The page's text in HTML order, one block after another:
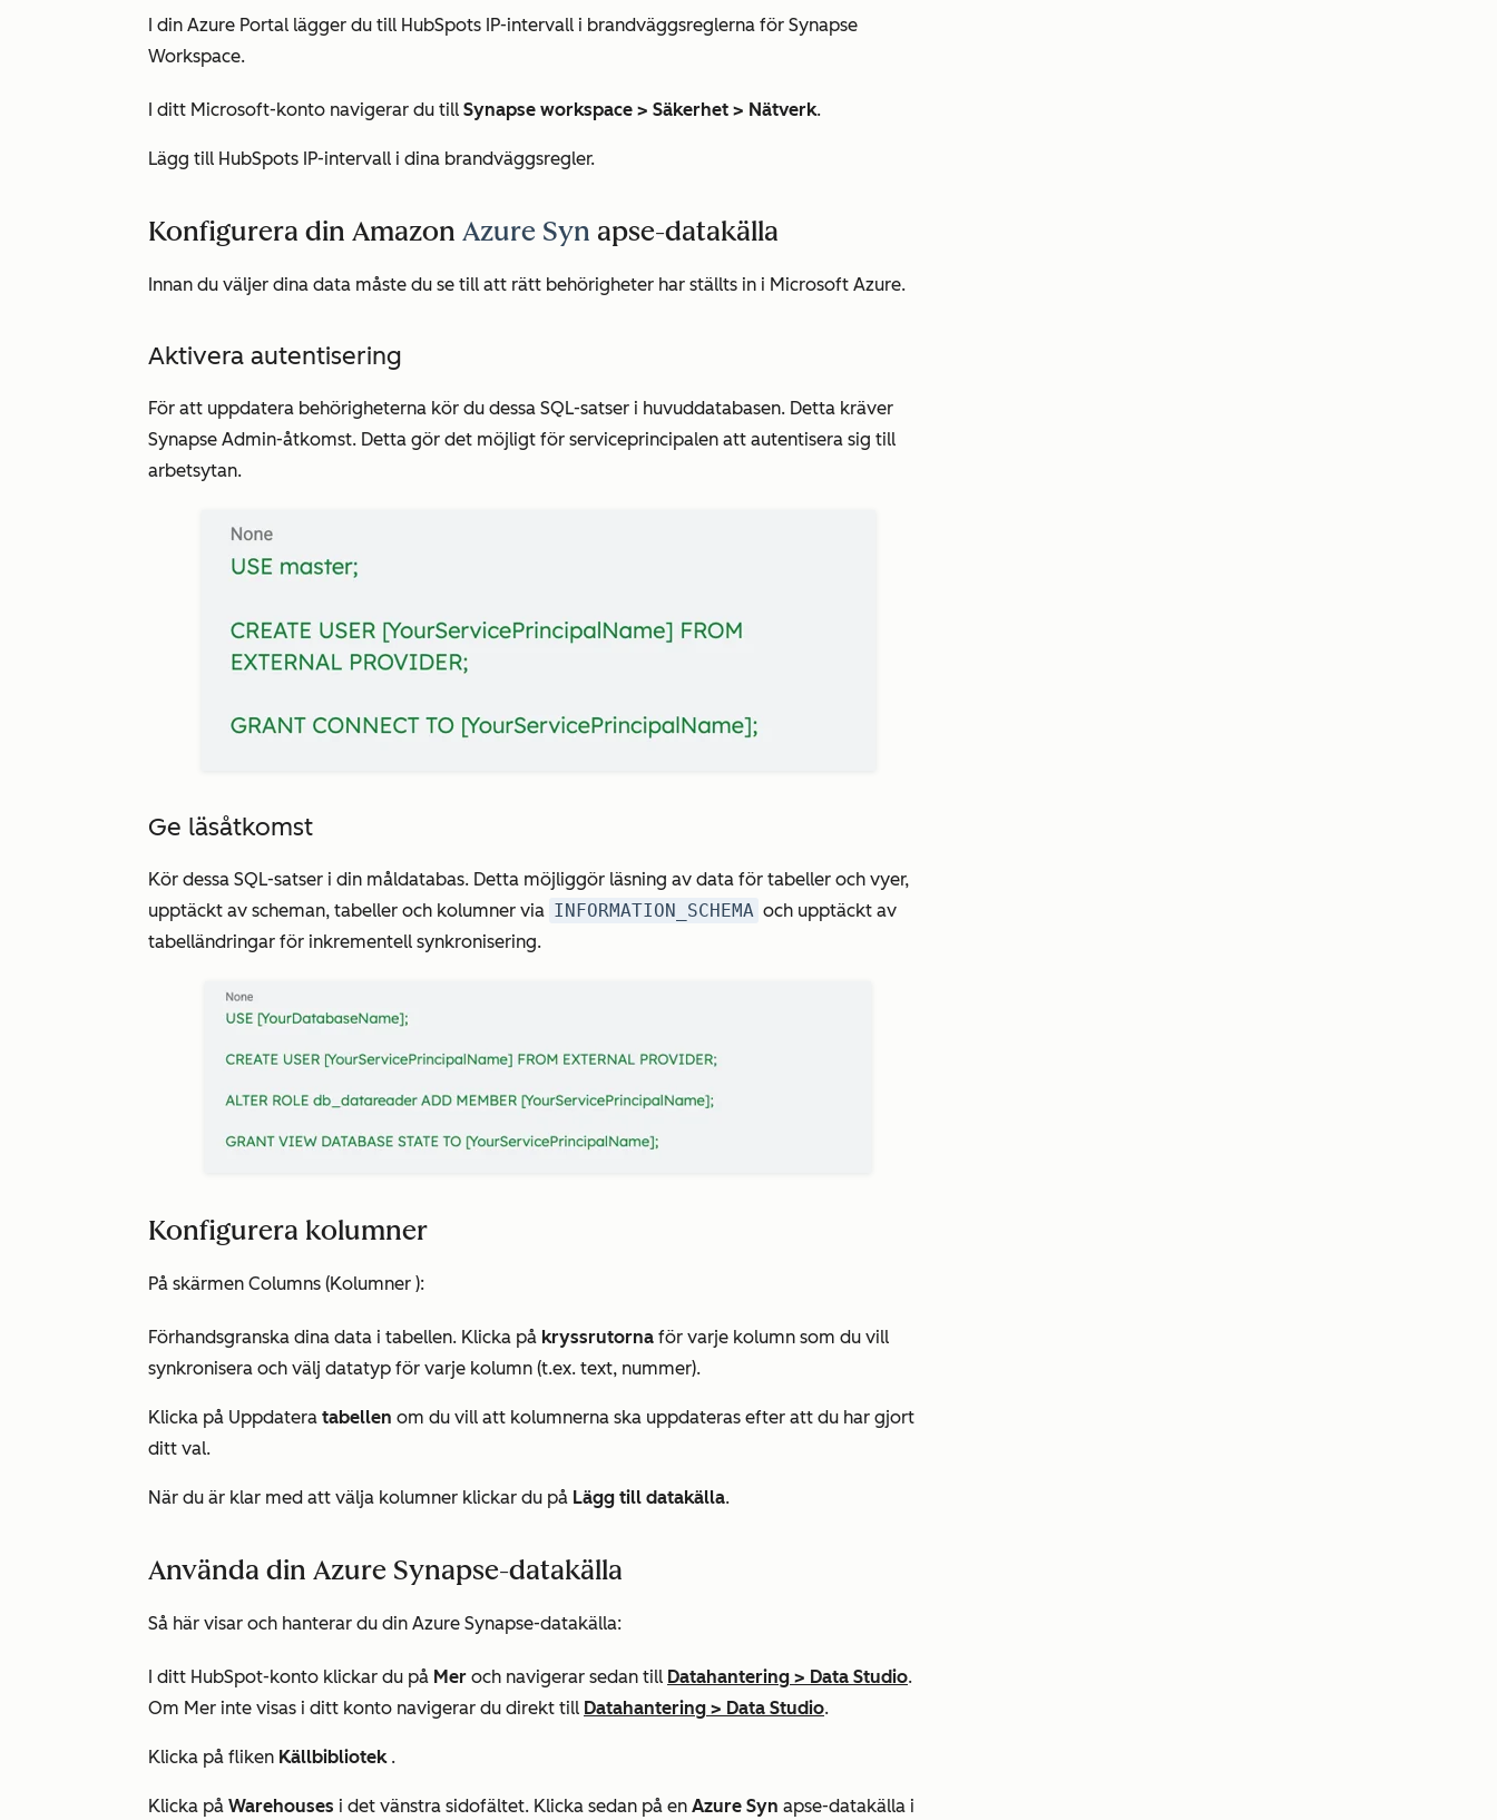
I din Azure Portal lägger du till HubSpots IP-intervall i brandväggsreglerna för Synapse
Workspace.
I ditt Microsoft-konto navigerar du till Synapse workspace > Säkerhet > Nätverk.
Lägg till HubSpots IP-intervall i dina brandväggsregler.
Konfigurera din Amazon Azure Syn apse-datakälla
Innan du väljer dina data måste du se till att rätt behörigheter har ställts in i Microsoft Azure.
Aktivera autentisering
För att uppdatera behörigheterna kör du dessa SQL-satser i huvuddatabasen. Detta kräver
Synapse Admin-åtkomst. Detta gör det möjligt för serviceprincipalen att autentisera sig till
arbetsytan.
Ge läsåtkomst
Kör dessa SQL-satser i din måldatabas. Detta möjliggör läsning av data för tabeller och vyer,
upptäckt av scheman, tabeller och kolumner via INFORMATION_SCHEMA och upptäckt av
tabelländringar för inkrementell synkronisering.
Konfigurera kolumner
På skärmen Columns (Kolumner ):
Förhandsgranska dina data i tabellen. Klicka på kryssrutorna för varje kolumn som du vill
synkronisera och välj datatyp för varje kolumn (t.ex. text, nummer).
Klicka på Uppdatera tabellen om du vill att kolumnerna ska uppdateras efter att du har gjort
ditt val.
När du är klar med att välja kolumner klickar du på Lägg till datakälla.
Använda din Azure Synapse-datakälla
Så här visar och hanterar du din Azure Synapse-datakälla:
I ditt HubSpot-konto klickar du på Mer och navigerar sedan till Datahantering > Data Studio.
Om Mer inte visas i ditt konto navigerar du direkt till Datahantering > Data Studio.
Klicka på fliken Källbibliotek .
Klicka på Warehouses i det vänstra sidofältet. Klicka sedan på en Azure Syn apse-datakälla i